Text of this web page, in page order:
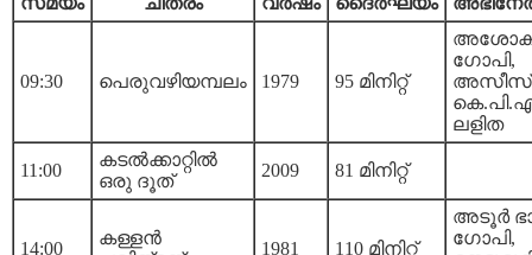
09:30 പെരുവഴിയമ്പലം 1979 95 മിനിറ്റ്‌
ഗോപി,
ലളിത
11:00
കടല്‍ക്കാറ്റില്‍
ഒരു ദൂത്
2009 81 മിനിറ്റ്‌
14:00
കള്ളന്‍
1981 110 മിനിറ്റ്‌
അടൂര്‍
ഗോപി,